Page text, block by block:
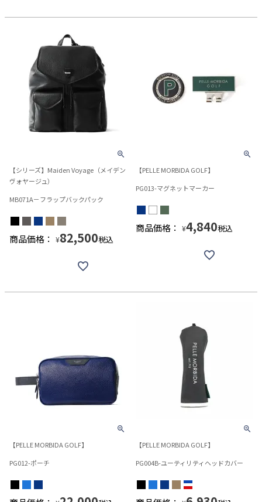
【シリーズ】Maiden Voyage（メイデン
ヴォヤージュ）
MB071A－フラップバックパック
商品価格： ¥82,500税込
【PELLE MORBIDA GOLF】
PG013-マグネットマーカー
商品価格： ¥4,840税込
【PELLE MORBIDA GOLF】
PG012-ポーチ
【PELLE MORBIDA GOLF】
PG004B-ユーティリティヘッドカバー